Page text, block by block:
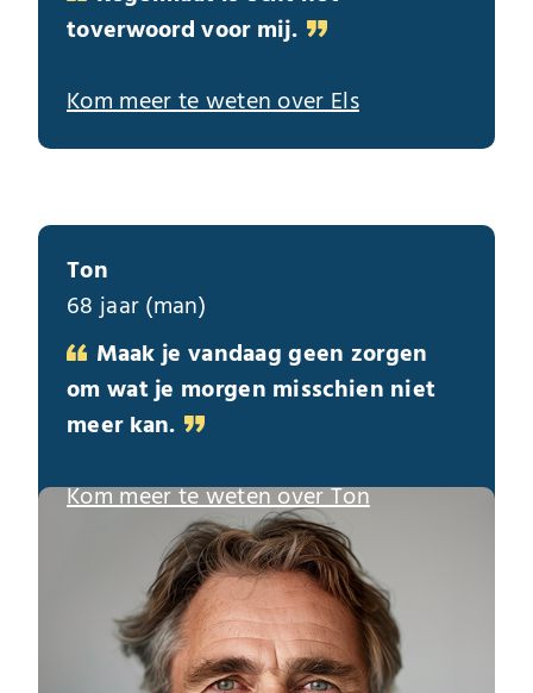
toverwoord voor mij.
Kom meer te weten over Els
Ton
68 jaar (man)
Maak je vandaag geen zorgen
om wat je morgen misschien niet
meer kan.
Kom meer te weten over Ton